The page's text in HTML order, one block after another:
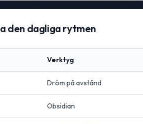
den dagliga rytmen
Verktyg
Dröm på avstånd
Obsidian